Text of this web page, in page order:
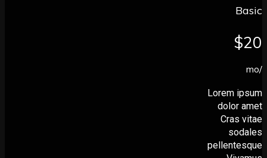
Lorem